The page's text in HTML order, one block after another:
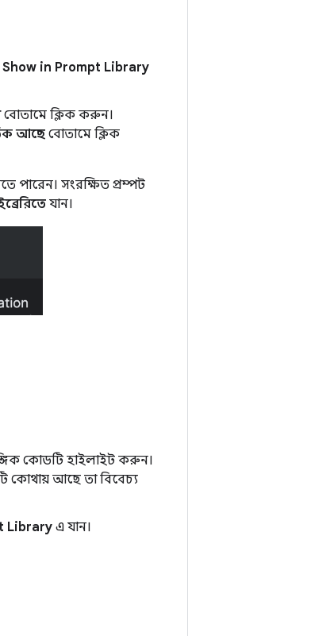
Show in Prompt Library
বোতামে ক্লিক করুন।
আছেবোতামে ক্লিক
পারেন। সংরক্ষিত প্রম্পট
যান।
কোডটি হাইলাইট করুন।
কোথায় আছে তা বিবেচ্য
Library এ যান।